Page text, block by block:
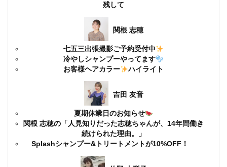
残して
関根 志穂
七五三出張撮影ご予約受付中
冷やしシャンプーやってます
お客様ヘアカラー
ハイライト
吉田 友音
夏期休業日のお知らせ
関根 志穂の「人見知りだった志穂ちゃんが、14年間働き
続けられた理由。」
Splashシャンプー&トリートメントが10%OFF！